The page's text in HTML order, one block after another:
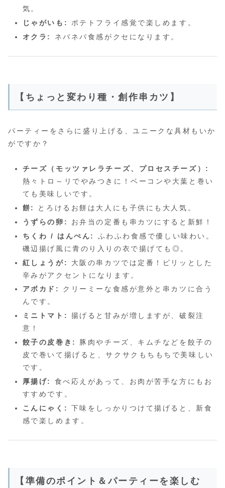
気。
じゃがいも:
ポテトフライ感覚で楽しめます。
オクラ:
ネバネバ食感がクセになります。
【ちょっと変わり種・創作串カツ】
パーティーをさらに盛り上げる、ユニークな具材もいか
がですか？
チーズ（モッツァレラチーズ、プロセスチーズ）:
熱々トロ～リでやみつきに！ベーコンや大葉と巻い
ても美味しいです。
餅:
とろけるお餅は大人にも子供にも大人気。
うずらの卵:
お弁当の定番も串カツにすると新鮮！
ちくわ / はんぺん:
ふわふわ食感で優しい味わい。
磯辺揚げ風に青のり入りの衣で揚げても◎。
紅しょうが:
大阪の串カツでは定番！ピリッとした
辛みがアクセントになります。
アボカド:
クリーミーな食感が意外と串カツに合う
んです。
ミニトマト:
揚げると甘みが増しますが、破裂注
意！
餃子の皮巻き:
豚肉やチーズ、キムチなどを餃子の
皮で巻いて揚げると、サクサクもちもちで美味しい
です。
厚揚げ:
食べ応えがあって、お肉が苦手な方にもお
すすめです。
こんにゃく:
下味をしっかりつけて揚げると、新食
感で楽しめます。
【準備のポイント＆パーティーを楽しむ